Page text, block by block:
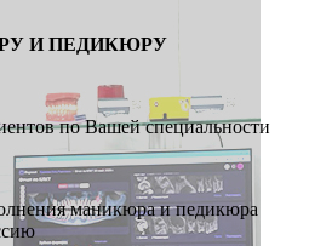
И ПЕДИКЮРУ
по Вашей специальности
маникюра и педикюра